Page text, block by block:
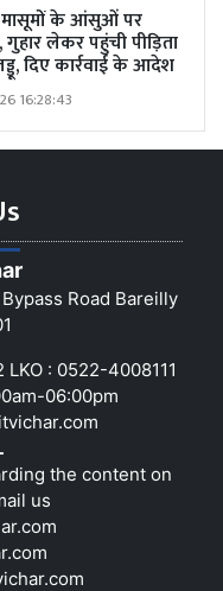
मासूमों के आंसुओं पर
लेकर पहुंची पीड़िता
दिए कार्रवाई के आदेश
16:28:43
Road Bareilly
: 0522-4008111
06:00pm
the content on
us